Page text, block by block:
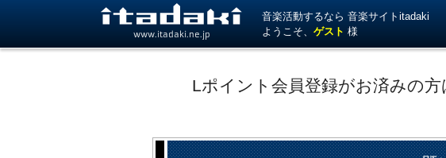
www.itadaki.ne.jp
音楽活動するなら 音楽サイトitadaki
ようこそ、ゲスト 様
Lポイント会員登録がお済みの